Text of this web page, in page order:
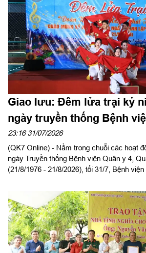
Giao lưu: Đêm lửa trại kỷ
ngày truyền thống Bệnh
Quân đoàn 34
23:16 31/07/2026
(QK7 Online) - Nằm trong chuỗi các hoạt
ngày Truyền thống Bệnh viện Quân y 4,
(21/8/1976 - 21/8/2026), tối 31/7, Bệnh
Cống hiến - Phát triển”.